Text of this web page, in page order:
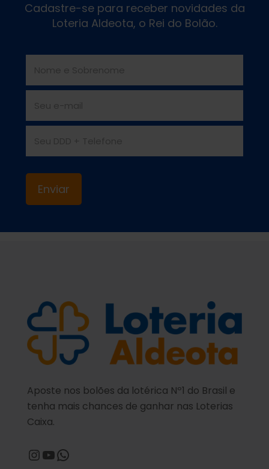
Cadastre-se para receber novidades da
Loteria Aldeota, o Rei do Bolão.
Aposte nos bolões da lotérica Nº1 do Brasil e
tenha mais chances de ganhar nas Loterias
Caixa.
@loteriaaldeota
@loteriaaldeota
Central de Atendimento